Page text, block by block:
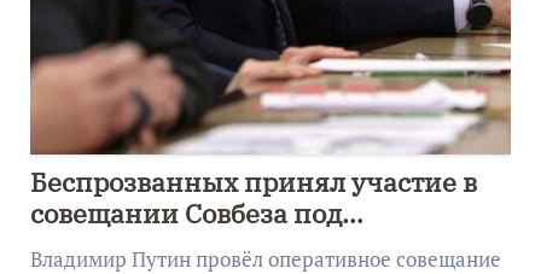
Беспрозванных принял участие в
совещании Совбеза под
руководством Путина
Владимир Путин провёл оперативное совещание